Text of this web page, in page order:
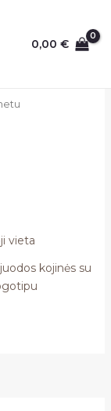
0,00€
kojinės su